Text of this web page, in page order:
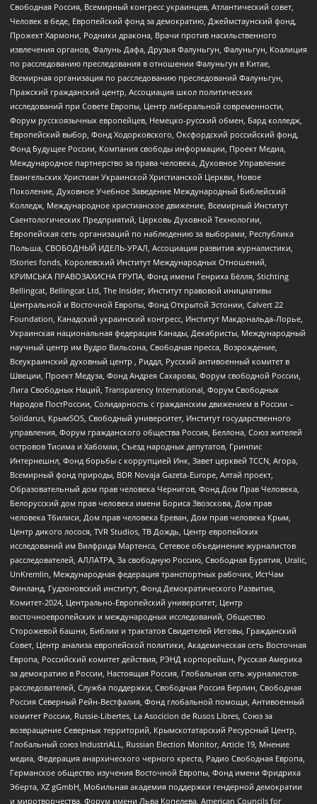
Свободная Россия, Всемирный конгресс украинцев, Атлантический совет,
Человек в беде, Европейский фонд за демократию, Джеймстаунский фонд,
Прожект Хармони, Родники дракона, Врачи против насильственного
извлечения органов, Фалунь Дафа, Друзья Фалуньгун, Фалуньгун, Коалиция
по расследованию преследования в отношении Фалуньгун в Китае,
Всемирная организация по расследованию преследований Фалуньгун,
Пражский гражданский центр, Ассоциация школ политических
исследований при Совете Европы, Центр либеральной современности,
Форум русскоязычных европейцев, Немецко-русский обмен, Бард колледж,
Европейский выбор, Фонд Ходорковского, Оксфордский российский фонд,
Фонд Будущее России, Компания свободы информации, Проект Медиа,
Международное партнерство за права человека, Духовное Управление
Евангельских Христиан Украинской Христианской Церкви, Новое
Поколение, Духовное Учебное Заведение Международный Библейский
Колледж, Международное христианское движение, Всемирный Институт
Саентологических Предприятий, Церковь Духовной Технологии,
Европейская сеть организаций по наблюдению за выборами, Республика
Польша, СВОБОДНЫЙ ИДЕЛЬ-УРАЛ, Ассоциация развития журналистики,
IStories fonds, Королевский Институт Международных Отношений,
КРИМСЬКА ПРАВОЗАХИСНА ГРУПА, Фонд имени Генриха Бёлля, Stichting
Bellingcat, Bellingcat Ltd, The Insider, Институт правовой инициативы
Центральной и Восточной Европы, Фонд Открытой Эстонии, Calvert 22
Foundation, Канадский украинский конгресс, Институт Макдональда-Лорье,
Украинская национальная федерация Канады, Декабристы, Международный
научный центр им Вудро Вильсона, Свободная пресса, Возрождение,
Всеукраинский духовный центр , Риддл, Русский антивоенный комитет в
Швеции, Проект Медуза, Фонд Андрея Сахарова, Форум свободной России,
Лига Свободных Наций, Transparеncy International, Форум Свободных
Народов ПостРоссии, Солидарность с гражданским движением в России –
Solidarus, КрымSOS, Свободный университет, Институт государственного
управления, Форум гражданского общества Россия, Беллона, Союз жителей
островов Тисима и Хабомаи, Съезд народных депутатов, Гринпис
Интернешнл, Фонд борьбы с коррупцией Инк, Завет церквей TCCN, Агора,
Всемирный фонд природы, BDR Novaja Gazeta-Europe, Алтай проект,
Образовательный дом прав человека Чернигов, Фонд Дом Прав Человека,
Белорусский дом прав человека имени Бориса Звозскова, Дом прав
человека Тбилиси, Дом прав человека Ереван, Дом прав человека Крым,
Центр дикого лосося, TVR Studios, ТВ Дождь, Центр европейских
исследований им Вилфрида Мартенса, Сетевое объединение журналистов
расследователей, АЛЛАТРА, За свободную Россию, Свободная Бурятия, Uralic,
UnKremlin, Международная федерация транспортных рабочих, ИстЧам
Финланд, Гудзоновский институт, Фонд Демократического Развития,
Комитет-2024, Центрально-Европейский университет, Центр
восточноевропейских и международных исследований, Общество
Сторожевой башни, Библии и трактатов Свидетелей Иеговы, Гражданский
Совет, Центр анализа европейской политики, Академическая сеть Восточная
Европа, Российский комитет действия, РЭНД корпорейшн, Русская Америка
за демократию в России, Настоящая Россия, Глобальная сеть журналистов-
расследователей, Служба поддержки, Свободная Россия Берлин, Свободная
Россия Северный Рейн-Вестфалия, Фонд глобальной помощи, Антивоенный
комитет России, Russie-Libertes, La Asocicion de Rusos Libres, Союз за
возвращение Северных территорий, Крымскотатарский Ресурсный Центр,
Глобальный союз IndustriALL, Russian Election Monitor, Article 19, Мнение
медиа, Федерация анархического черного креста, Радио Свободная Европа,
Германское общество изучения Восточной Европы, Фонд имени Фридриха
Эберта, XZ gGmbH, Мобильная академия поддержки гендерной демократии
и миротворчества, Форум имени Льва Копелева, American Councils for